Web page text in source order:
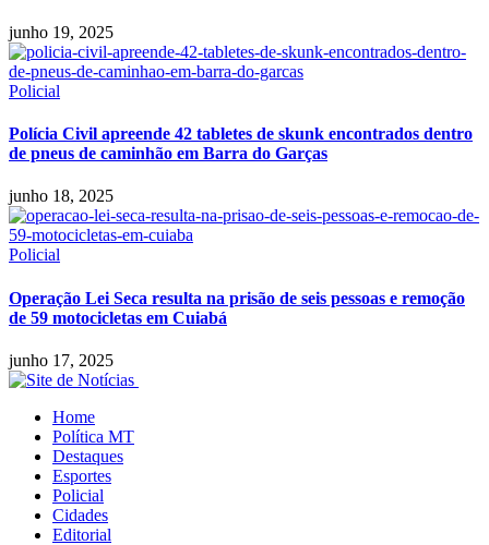
junho 19, 2025
Policial
Polícia Civil apreende 42 tabletes de skunk encontrados dentro
de pneus de caminhão em Barra do Garças
junho 18, 2025
Policial
Operação Lei Seca resulta na prisão de seis pessoas e remoção
de 59 motocicletas em Cuiabá
junho 17, 2025
Home
Política MT
Destaques
Esportes
Policial
Cidades
Editorial